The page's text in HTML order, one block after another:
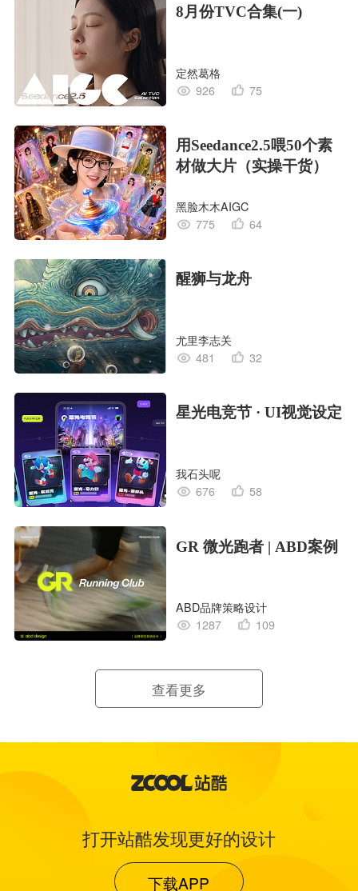
8月份TVC合集(一)
定然葛格
926
75
用Seedance2.5喂50个素
材做大片（实操干货）
黑脸木木AIGC
775
64
醒狮与龙舟
尤里李志关
481
32
星光电竞节 · UI视觉设定
我石头呢
676
58
GR 微光跑者 | ABD案例
ABD品牌策略设计
1287
109
查看更多
打开站酷发现更好的设计
下载APP